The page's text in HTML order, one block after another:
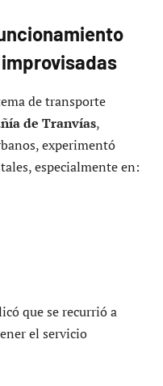
de transporte
de Tranvías,
experimentó
especialmente en:
que se recurrió a
el servicio